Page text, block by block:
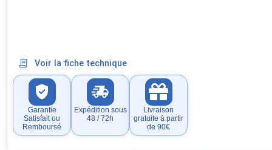
Voir la fiche technique
Garantie
Satisfait ou
Remboursé
Expédition sous
48 / 72h
Livraison
gratuite à partir
de 90€